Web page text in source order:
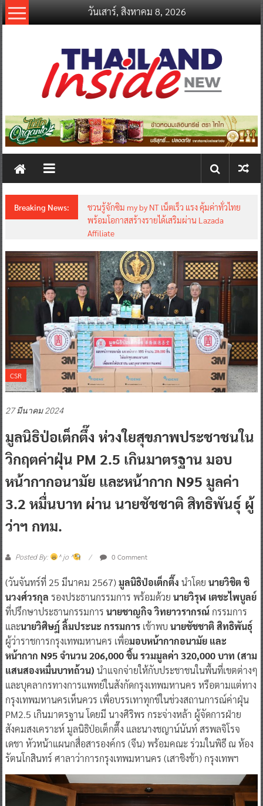
Skip
to
วันเสาร์, สิงหาคม 8, 2026
thailandinsidenew.com
Thailand
New
Breaking News:
ชวนรู้จักซิม my by NT เน็ตเร็ว แรง คุ้มค่าทั่วไทย
พร้อมโอกาสสร้างรายได้เสริมผ่าน Lazada
Affiliate
CSR
27 มีนาคม 2024
มูลนิธิป่อเต็กตึ๊ง ห่วงใยสุขภาพประชาชนใน
วิกฤตค่าฝุ่น PM 2.5 เกินมาตรฐาน มอบ
หน้ากากอนามัย และหน้ากาก N95 มูลค่า
3.2 หมื่นบาท ผ่าน นายชัชชาติ สิทธิพันธุ์ ผู้
ว่าฯ กทม.
Posted By: ^ jo ^ 0 Comment
(วันจันทร์ที่ 25 มีนาคม 2567)มูลนิธิป่อเต็กตึ๊ง นำโดย นายวิชิต ชิ
นวงศ์วรกุล รองประธานกรรมการ พร้อมด้วย นายวิรุฬ เตชะไพบูลย์
ที่ปรึกษาประธานกรรมการ นายชาญกิจ วิทยาวรากรณ์กรรมการ
และนายวิศิษฎ์ ลิ้มประนะ กรรมการ เข้าพบ นายชัชชาติ สิทธิพันธุ์
ผู้ว่าราชการกรุงเทพมหานคร เพื่อมอบหน้ากากอนามัย และ
หน้ากาก N95 จำนวน 206,000 ชิ้น รวมมูลค่า 320,000 บาท (สาม
แสนสองหมื่นบาทถ้วน) นำแจกจ่ายให้กับประชาชนในพื้นที่เขตต่างๆ
และบุคลากรทางการแพทย์ในสังกัดกรุงเทพมหานคร หรือตามแต่ทาง
กรุงเทพมหานครเห็นควร เพื่อบรรเทาทุกข์ในช่วงสถานการณ์ค่าฝุ่น
PM2.5 เกินมาตรฐาน โดยมี นางศิริพร กระจ่างหล้า ผู้จัดการฝ่าย
สังคมสงเคราะห์ มูลนิธิป่อเต็กตึ๊ง และนางชญาน์นันท์ สรพลจิโรจ
เดชา หัวหน้าแผนกสื่อสารองค์กร (จีน) พร้อมคณะ ร่วมในพิธี ณ ห้อง
รัตนโกสินทร์ ศาลาว่าการกรุงเทพมหานคร (เสาชิงช้า) กรุงเทพฯ